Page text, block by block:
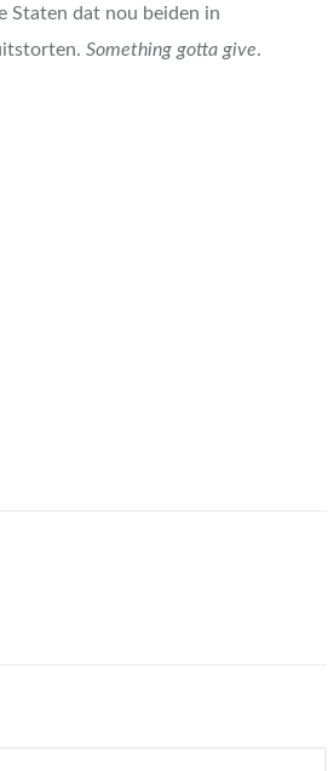
Staten dat nou beiden in
Something gotta give.